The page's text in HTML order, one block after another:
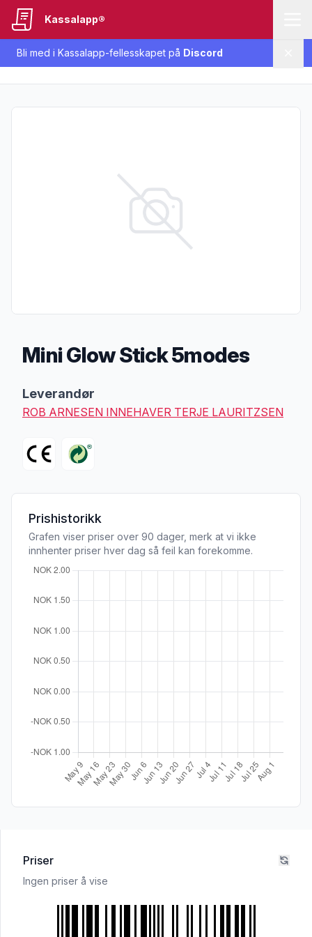
Bli med i Kassalapp-fellesskapet på Discord
Kassalapp®
Mini Glow Stick 5modes
Leverandør
ROB ARNESEN INNEHAVER TERJE LAURITZSEN
Prishistorikk
Grafen viser priser over 90 dager, merk at vi ikke
innhenter priser hver dag så feil kan forekomme.
Priser
Ingen priser å vise